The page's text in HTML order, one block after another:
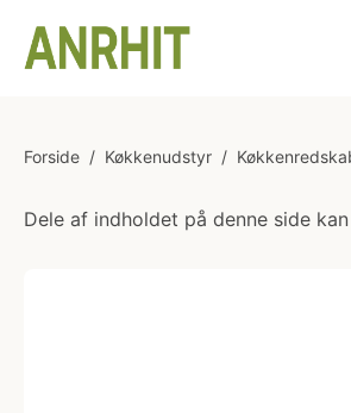
Forside / Køkkenudstyr /
Dele af indholdet på denne side